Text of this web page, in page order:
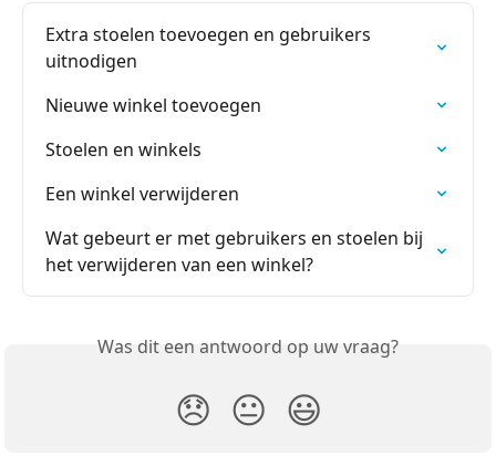
Extra stoelen toevoegen en gebruikers
uitnodigen
Nieuwe winkel toevoegen
Stoelen en winkels
Een winkel verwijderen
Wat gebeurt er met gebruikers en stoelen bij
het verwijderen van een winkel?
Was dit een antwoord op uw vraag?
😞 😐 😃